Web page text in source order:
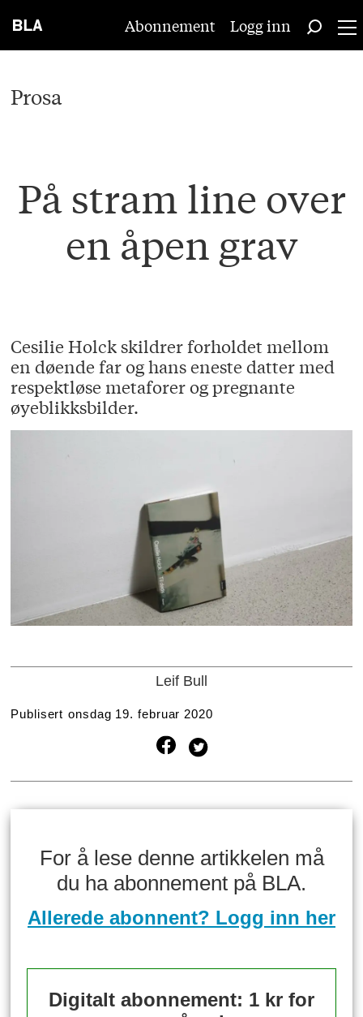
Abonnement Logg inn
Prosa
På stram line over
en åpen grav
Cesilie Holck skildrer forholdet mellom
en døende far og hans eneste datter med
respektløse metaforer og pregnante
øyeblikksbilder.
Leif Bull
Publisert onsdag 19. februar 2020
For å lese denne artikkelen må
du ha abonnement på BLA.
Allerede abonnent? Logg inn her
Digitalt abonnement: 1 kr for